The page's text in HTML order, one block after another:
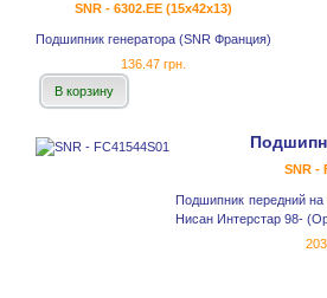
SNR - 6302.EE (15x42x13)
Подшипник генератора (SNR Франция)
136.47 грн.
В корзину
SNR -
Подшипник передний
Нисан Интерстар 98-